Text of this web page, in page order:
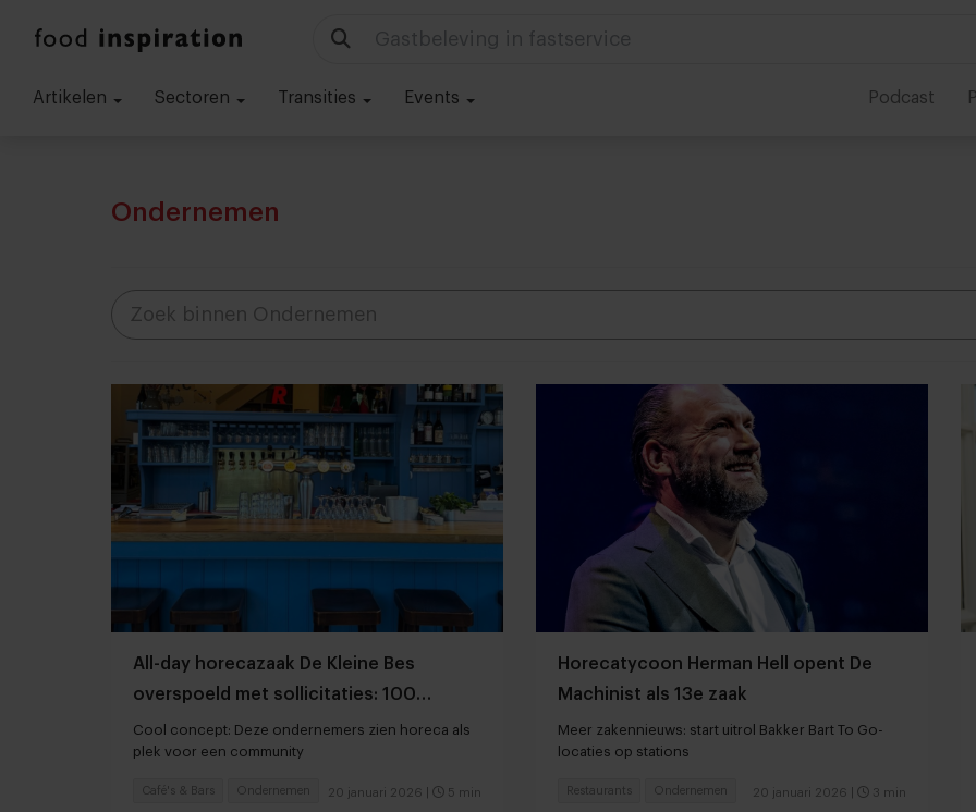
Technologie in foodservice
Artikelen Sectoren Transities Events Podcast
Ondernemen
All-day horecazaak De Kleine Bes
overspoeld met sollicitaties: 100
aanmeldingen in een paar weken
Cool concept: Deze ondernemers zien horeca als
plek voor een community
20 januari 2026 5 min
Café's & Bars Ondernemen
Horecatycoon Herman Hell opent De
Machinist als 13e zaak
Meer zakennieuws: start uitrol Bakker Bart To Go-
locaties op stations
20 januari 2026 3 min
Restaurants Ondernemen